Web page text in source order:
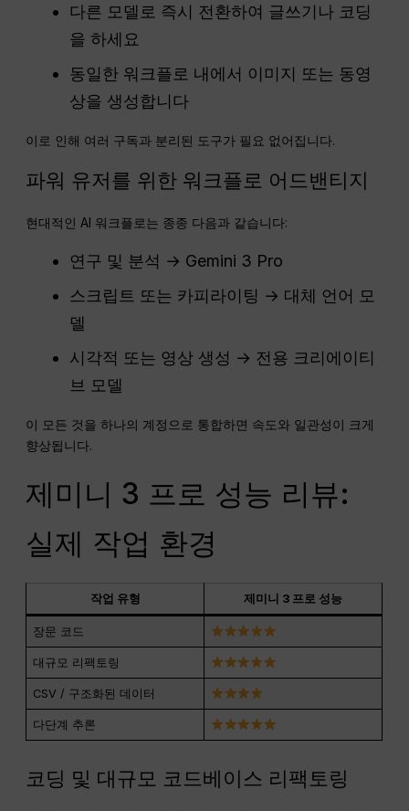
다른 모델로 즉시 전환하여 글쓰기나 코딩
을 하세요
동일한 워크플로 내에서 이미지 또는 동영
상을 생성합니다
이로 인해 여러 구독과 분리된 도구가 필요 없어집니다.
파워 유저를 위한 워크플로 어드밴티지
현대적인 AI 워크플로는 종종 다음과 같습니다:
연구 및 분석 → Gemini 3 Pro
스크립트 또는 카피라이팅 → 대체 언어 모
델
시각적 또는 영상 생성 → 전용 크리에이티
브 모델
이 모든 것을 하나의 계정으로 통합하면 속도와 일관성이 크게
향상됩니다.
제미니 3 프로 성능 리뷰:
실제 작업 환경
작업 유형 제미니 3 프로 성능
장문 코드
대규모 리팩토링
CSV / 구조화된 데이터
다단계 추론
코딩 및 대규모 코드베이스 리팩토링